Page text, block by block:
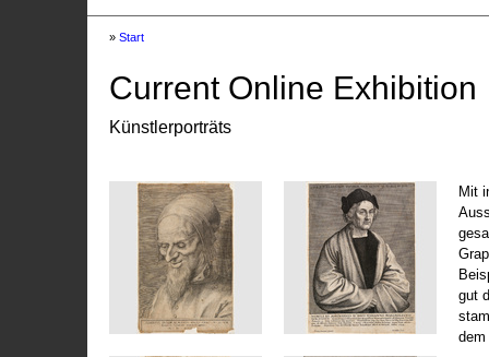
» Start
Current Online Exhibition
Künstlerporträts
Mit
gut
dem